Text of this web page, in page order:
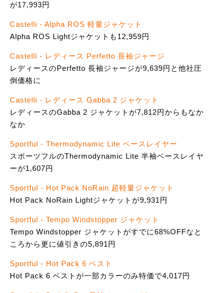
が17,993円
Castelli - Alpha ROS 軽量ジャケット
Alpha ROS Lightジャケットも12,959円
Castelli - レディース Perfetto 長袖ジャージ
レディースのPerfetto 長袖ジャージが9,639円と他社圧
倒価格に
Castelli - レディース Gabba 2 ジャケット
レディースのGabba 2 ジャケットが7,812円からもなか
なか
Sportful - Thermodynamic Lite ベースレイヤー
スポーツフルのThermodynamic Lite 半袖ベースレイヤ
ーが1,607円
Sportful - Hot Pack NoRain 超軽量ジャケット
Hot Pack NoRain Lightジャケットが9,931円
Sportful - Tempo Windstopper ジャケット
Tempo Windstopper ジャケットがすでに68%OFFなと
ころから更に値引きの5,891円
Sportful - Hot Pack 6 ベスト
Hot Pack 6 ベストが一部カラーのみ特価で4,017円